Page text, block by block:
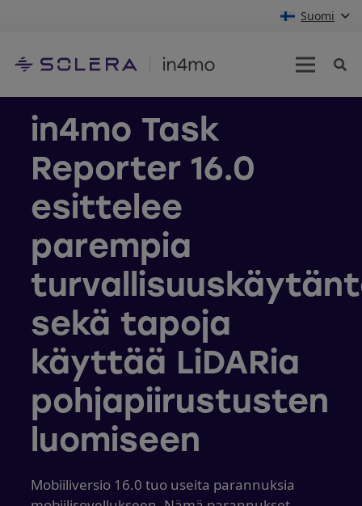
Suomi
in4mo Task
Reporter 16.0
esittelee
parempia
sekä tapoja
käyttää LiDARia
pohjapiirustusten
luomiseen
Mobiiliversio 16.0 tuo useita parannuksia